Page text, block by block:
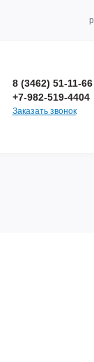
р
8 (3462) 51-11-66
+7-982-519-4404
Заказать звонок